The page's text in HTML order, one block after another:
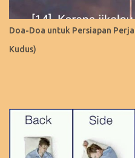
Doa-Doa untuk Persiapan
Kudus)